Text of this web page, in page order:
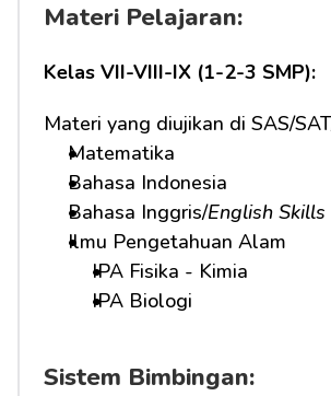
Materi Pelajaran:
Kelas VII-VIII-IX (1-2-3 SMP):
Materi yang diujikan di SAS/
Matematika
Bahasa Indonesia
Bahasa Inggris/English Skills
Ilmu Pengetahuan Alam
IPA Fisika - Kimia
IPA Biologi
Sistem Bimbingan: